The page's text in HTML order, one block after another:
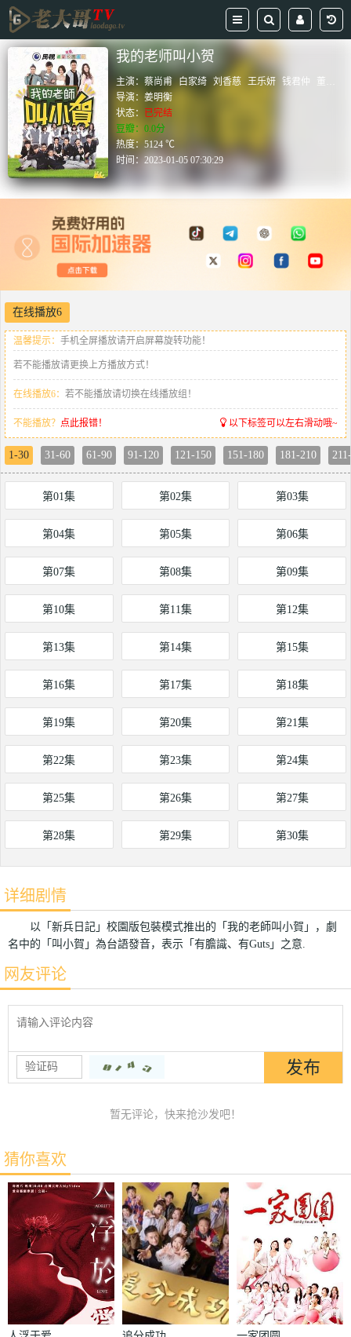
我的老师叫小贺
主演：蔡尚甫 白家绮 刘香慈 王乐妍 钱君仲
董至成
导演：姜明衡
状态： 已完结
豆瓣：0.0分
热度：5124 ℃
时间：2023-01-05 07:30:29
在线播放6
温馨提示： 手机全屏播放请开启屏幕旋转功能！
若不能播放请更换上方播放方式！
在线播放6： 若不能播放请切换在线播放组！
不能播放？ 点此报错！ 以下标签可以左右滑动哦~
1-30 31-60 61-90 91-120 121-150 151-180 181-210
第01集 第02集 第03集
第04集 第05集 第06集
第07集 第08集 第09集
第10集 第11集 第12集
第13集 第14集 第15集
第16集 第17集 第18集
第19集 第20集 第21集
第22集 第23集 第24集
第25集 第26集 第27集
第28集 第29集 第30集
详细剧情
以「新兵日記」校園版包裝模式推出的「我的老師叫小賀」，劇
名中的「叫小賀」為台語發音，表示「有膽識、有Guts」之意.
网友评论
暂无评论，快来抢沙发吧！
猜你喜欢